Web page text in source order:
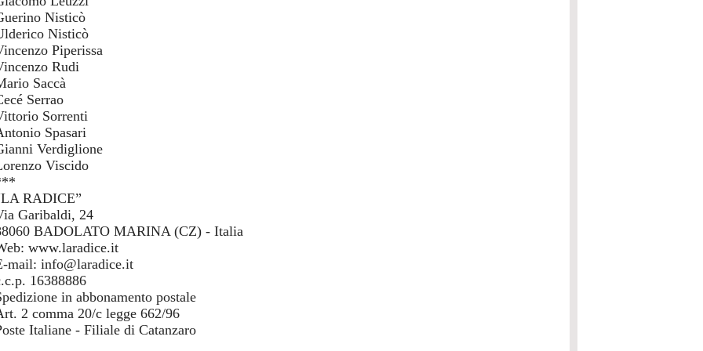
Nisticò
Nisticò
Piperissa
Rudi
Saccà
Serrao
Sorrenti
Spasari
Verdiglione
Viscido
RADICE”
Garibaldi, 24
BADOLATO MARINA (CZ) - Italia
www.laradice.it
mail: info@laradice.it
16388886
in abbonamento postale
2 comma 20/c legge 662/96
Italiane - Filiale di Catanzaro